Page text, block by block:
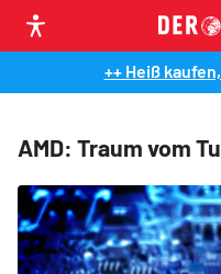
++ Heiß
AMD: Traum vom